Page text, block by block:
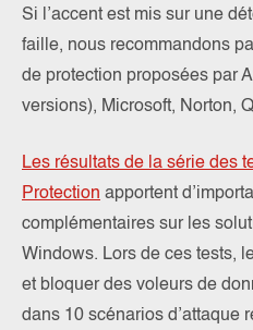
Si l’accent est mis sur une
faille, nous recommandons
de protection proposées par
versions), Microsoft, Norton,
Les résultats de la série des
Protection apportent
complémentaires sur les
Windows. Lors de ces tests,
et bloquer des voleurs de
dans 10 scénarios d’attaque